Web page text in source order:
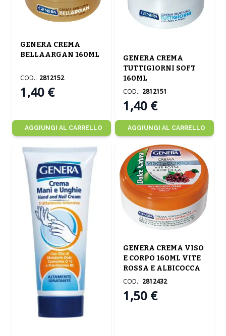
GENERA CREMA
BELLAARGAN 160ML
1,40 €
COD.: 2812152
AGGIUNGI AL CARRELLO
GENERA CREMA
TUTTIGIORNI SOFT
160ML
1,40 €
COD.: 2812151
AGGIUNGI AL CARRELLO
GENERA CREMA VISO
E CORPO 160ML VITE
ROSSA E ALBICOCCA
1,50 €
COD.: 2812432